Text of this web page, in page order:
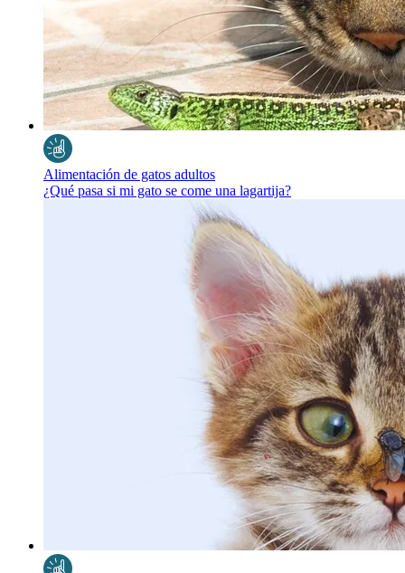
Alimentación de gatos adultos
¿Qué pasa si mi gato se come una lagartija?